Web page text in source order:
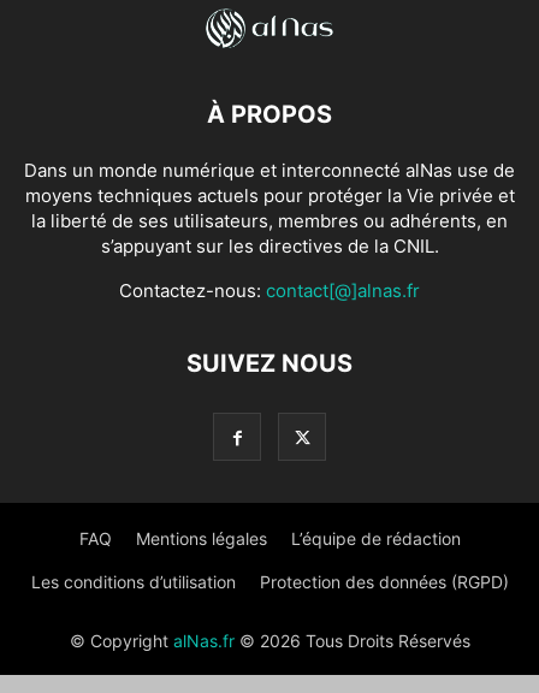
À PROPOS
Dans un monde numérique et interconnecté alNas use de
moyens techniques actuels pour protéger la Vie privée et
la liberté de ses utilisateurs, membres ou adhérents, en
s’appuyant sur les directives de la CNIL.
Contactez-nous: contact[@]alnas.fr
SUIVEZ NOUS
FAQ Mentions légales L’équipe de rédaction
Les conditions d’utilisation Protection des données (RGPD)
© Copyright alNas.fr© 2026 Tous Droits Réservés